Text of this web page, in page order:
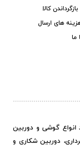
کالا
های ارسال
ما
انواع گوشی و دوربین
دوربین شکاری و